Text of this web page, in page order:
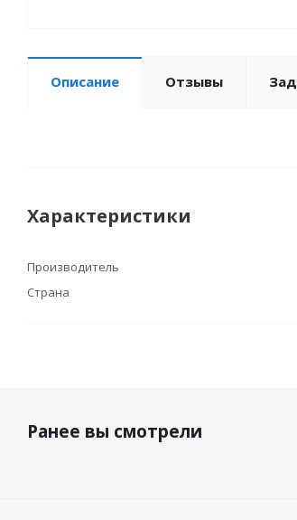
Описание Отзывы
Характеристики
Производитель
Страна
Ранее вы смотрели